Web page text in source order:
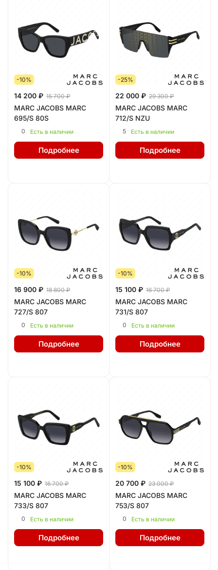
-10%
14 200 ₽ 15 700 ₽
MARC JACOBS MARC
695/S 80S
0 Есть в наличии
Подробнее
-25%
22 000 ₽ 29 300 ₽
MARC JACOBS MARC
712/S NZU
5 Есть в наличии
Подробнее
-10%
16 900 ₽ 18 800 ₽
MARC JACOBS MARC
727/S 807
0 Есть в наличии
Подробнее
-10%
15 100 ₽ 16 700 ₽
MARC JACOBS MARC
731/S 807
0 Есть в наличии
Подробнее
-10%
15 100 ₽ 16 700 ₽
MARC JACOBS MARC
733/S 807
0 Есть в наличии
Подробнее
-10%
20 700 ₽ 23 000 ₽
MARC JACOBS MARC
753/S 807
0 Есть в наличии
Подробнее